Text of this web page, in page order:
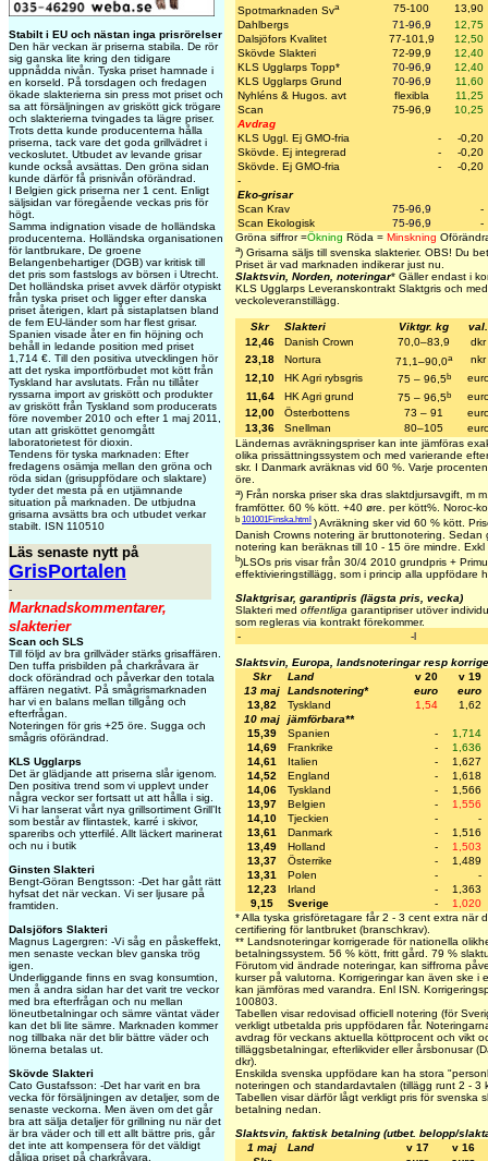
Stabilt i EU och nästan inga prisrörelser
Den här veckan är priserna stabila. De rör
sig ganska lite kring den tidigare
uppnådda nivån. Tyska priset hamnade i
en korseld. På torsdagen och fredagen
ökade slakterierna sin press mot priset och
sa att försäljningen av griskött gick trögare
och slakterierna tvingades ta lägre priser.
Trots detta kunde producenterna hålla
priserna, tack vare det goda grillvädret i
veckoslutet. Utbudet av levande grisar
kunde också avsättas. Den gröna sidan
kunde därför få prisnivån oförändrad.
I Belgien gick priserna ner 1 cent. Enligt
säljsidan var föregående veckas pris för
högt.
Samma indignation visade de holländska
producenterna. Holländska organisationen
för lantbrukare, De groene
Belangenbehartiger (DGB) var kritisk till
det pris som fastslogs av börsen i Utrecht.
Det holländska priset avvek därför otypiskt
från tyska priset och ligger efter danska
priset återigen, klart på sistaplatsen bland
de fem EU-länder som har flest grisar.
Spanien visade åter en fin höjning och
behåll in ledande position med priset
1,714 €. Till den positiva utvecklingen hör
att det ryska importförbudet mot kött från
Tyskland har avslutats. Från nu tillåter
ryssarna import av griskött och produkter
av griskött från Tyskland som producerats
före november 2010 och efter 1 maj 2011,
utan att grisköttet genomgått
laboratorietest för dioxin.
Tendens för tyska marknaden: Efter
fredagens osämja mellan den gröna och
röda sidan (grisuppfödare och slaktare)
tyder det mesta på en utjämnande
situation på marknaden. De utbjudna
grisarna avsätts bra och utbudet verkar
stabilt. ISN 110510
Läs senaste nytt på
GrisPortalen
-
Marknadskommentarer,
slakterier
Scan och SLS
Till följd av bra grillväder stärks grisaffären.
Den tuffa prisbilden på charkråvara är
dock oförändrad och påverkar den totala
affären negativt. På smågrismarknaden
har vi en balans mellan tillgång och
efterfrågan.
Noteringen för gris +25 öre. Sugga och
smågris oförändrad.
KLS Ugglarps
Det är glädjande att priserna slår igenom.
Den positiva trend som vi upplevt under
några veckor ser fortsatt ut att hålla i sig.
Vi har lanserat vårt nya grillsortiment Grill’It
som består av flintastek, karré i skivor,
spareribs och ytterfilé. Allt läckert marinerat
och nu i butik
Ginsten Slakteri
Bengt-Göran Bengtsson: -Det har gått rätt
hyfsat det när veckan. Vi ser ljusare på
framtiden.
Dalsjöfors Slakteri
Magnus Lagergren: -Vi såg en påskeffekt,
men senaste veckan blev ganska trög
igen.
Underliggande finns en svag konsumtion,
men å andra sidan har det varit tre veckor
med bra efterfrågan och nu mellan
löneutbetalningar och sämre väntat väder
kan det bli lite sämre. Marknaden kommer
nog tillbaka när det blir bättre väder och
lönerna betalas ut.
Skövde Slakteri
Cato Gustafsson: -Det har varit en bra
vecka för försäljningen av detaljer, som de
senaste veckorna. Men även om det går
bra att sälja detaljer för grillning nu när det
är bra väder och till ett allt bättre pris, går
det inte att kompensera för det väldigt
dåliga priset på charkråvara.
Spotmarknaden Sva 75-100
13,90
Dahlbergs
71-96,9
12,75
Dalsjöfors Kvalitet
77-101,9
12,50
Skövde Slakteri
72-99,9
12,40
KLS Ugglarps Topp* 70-96,9
12,40
KLS Ugglarps Grund
70-96,9
11,60
Nyhléns & Hugos. avt
flexibla
11,25
Scan
75-96,9
10,25
Avdrag
KLS Uggl. Ej GMO-fria
-
-0,20
Skövde. Ej integrerad
-
-0,20
Skövde. Ej GMO-fria
-
-0,20
-
Eko-grisar
Scan Krav
75-96,9
-
Scan Ekologisk
75-96,9
-
Gröna siffror =Ökning Röda = Minskning
a) Grisarna säljs till svenska slakterier. OBS! Du
Priset är vad marknaden indikerar just nu.
Slaktsvin, Norden, noteringar* Gäller endast i
KLS Ugglarps Leveranskontrakt Slaktgris och
veckoleveranstillägg.
Skr Slakteri Viktgr. kg
val.
12,46
Danish Crown 70,0–83,9
dkr
23,18
Nortura 71,1–90,0a
nkr
12,10
HK Agri rybsgris 75 – 96,5b
11,64
HK Agri grund 75 – 96,5b
12,00
Österbottens 73 – 91
13,36
Snellman 80–105
Ländernas avräkningspriser kan inte jämföras
olika prissättningssystem och med varierande
skr. I Danmark avräknas vid 60 %. Varje
öre.
a) Från norska priser ska dras slaktdjursavgift, m
framfötter. 60 % kött. +40 øre. per kött%. Noroc-
b 101001Finska.html ) Avräkning sker vid 60 % kött.
Danish Crowns notering är bruttonotering. Sedan
notering kan beräknas till 10 - 15 öre mindre. Exkl
b)LSOs pris visar från 30/4 2010 grundpris +
effektivieringstillägg, som i princip alla uppfödare
Slaktgrisar, garantipris (lägsta pris, vecka)
Slakteri med offentliga garantipriser utöver
som regleras via kontrakt förekommer.
-
-l
Slaktsvin, Europa, landsnoteringar resp
Skr
Land v 20
v 19
13 maj
Landsnotering* euro
euro
13,82
Tyskland 1,54
1,62
10 maj
jämförbara**
15,39
Spanien -
1,714
14,69
Frankrike -
1,636
14,61
Italien -
1,627
14,52
England -
1,618
14,06
Tyskland -
1,566
13,97
Belgien -
1,556
14,10
Tjeckien -
-
13,61
Danmark -
1,516
13,49
Holland -
1,503
13,37
Österrike -
1,489
13,31
Polen -
-
12,23
Irland -
1,363
9,15
Sverige -
1,020
* Alla tyska grisföretagare får 2 - 3 cent extra när
certifiering för lantbruket (branschkrav).
** Landsnoteringar korrigerade för nationella
betalningssystem. 56 % kött, fritt gård. 79 %
Förutom vid ändrade noteringar, kan siffrorna
kurser på valutorna. Korrigeringar kan även ske i
kan jämföras med varandra. Enl ISN.
100803.
Tabellen visar redovisad officiell notering (för
verkligt utbetalda pris uppfödaren får.
avdrag för veckans aktuella köttprocent och vikt
tilläggsbetalningar, efterlikvider eller årsbonusar
dkr).
Enskilda svenska uppfödare kan ha stora
noteringen och standardavtalen (tillägg runt 2 - 3
Tabellen visar därför lågt verkligt pris för svenska
betalning nedan.
Slaktsvin, faktisk betalning (utbet. belopp/
1 maj
Land v 17
v 16